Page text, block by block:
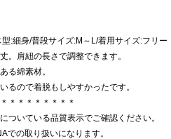
:細身/普段サイズ:M～L/着用サイズ:フリー
。肩紐の長さで調整できます。
る綿素材。
るので着脱もしやすかったです。
＊＊＊＊＊＊＊＊
ついている品質表示でご確認ください。
での取り扱いになります。